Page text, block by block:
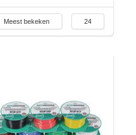
Meest bekeken 24